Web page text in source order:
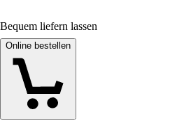
Bequem liefern lassen
Online bestellen